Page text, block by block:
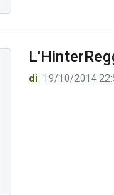
di 19/10/2014